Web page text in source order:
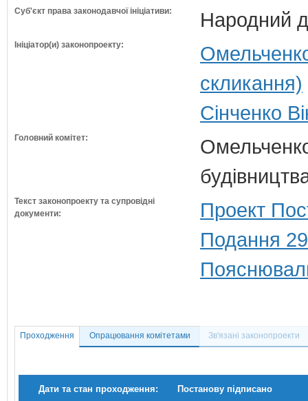
Суб'єкт права законодавчої ініціативи: Народний
Ініціатор(и) законопроекту:
скликання)
Сінченко
Головний комітет:
Текст законопроекту та супровідні
документи:
Проект
Подання
Проходження Опрацювання комітетами Зв'язані законопроекти
Дати та стан проходження: Постанову підписано